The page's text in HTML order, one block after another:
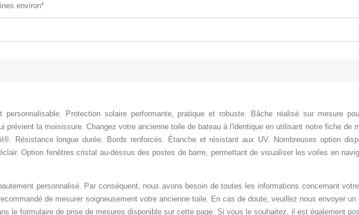
environ*
Protection solaire performante, pratique et robuste. Bâche réalisé sur mesure
la moisissure. Changez votre ancienne toile de bateau à l'identique en utilisant notre fiche de
Résistance longue durée. Bords renforcés . Étanche et résistant aux UV. Nombreuses option
Option fenêtres cristal au-dessus des postes de barre, permettant de visualiser les voiles en
personnalisé. Par conséquent, nous avons besoin de toutes les informations concernant
de mesurer soigneusement votre ancienne toile. En cas de doute, veuillez nous envoyer un
le formulaire de prise de mesures disponible sur cette page. Si vous le souhaitez, il est également